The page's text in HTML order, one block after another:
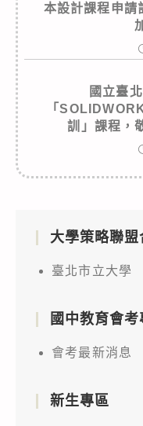
本設計課程申請
國立臺
「
訓」課程，
大學策略聯盟
臺北市立大學
國中教育會考
會考最新消息
新生專區